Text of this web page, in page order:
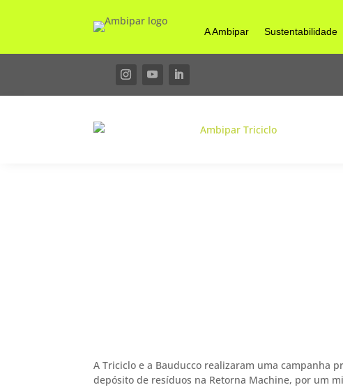
A Ambipar Sustentabilidade
A Triciclo e a Bauducco realizaram uma campanha
depósito de resíduos na Retorna Machine, por um